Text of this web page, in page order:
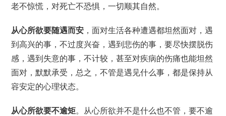
老不惊慌，对死亡不恐惧，一切顺其自然。
从心所欲要随遇而安 ，面对生活各种遭遇都坦然面对，遇
到高兴的事，不过度兴奋，遇到悲伤的事，要尽快摆脱伤
感，遇到失意的事，不计较，甚至对疾病的伤痛也能坦然
面对，默默承受，总之，不管是遇见什么事，都是保持从
容安定的心理状态。
从心所欲要不逾矩。从心所欲并不是什么也不管，要不逾